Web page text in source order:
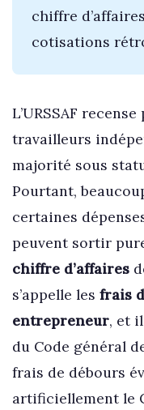
chiffre
cotisations
L’URSSAF
travailleurs
majorité sous
Pourtant,
certaines
peuvent sortir
chiffre d’affaires
s’appelle les frais
entrepreneur, et
du Code général
frais de débours
artificiellement le